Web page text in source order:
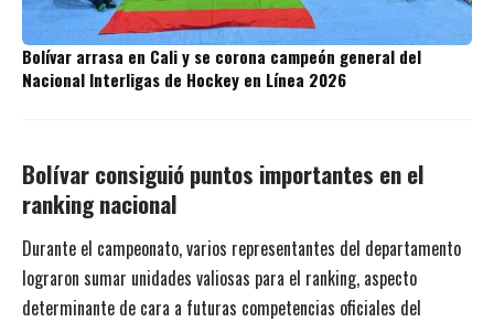
Bolívar arrasa en Cali y se corona campeón general del
Nacional Interligas de Hockey en Línea 2026
Bolívar consiguió puntos importantes en el
ranking nacional
Durante el campeonato, varios representantes del departamento
lograron sumar unidades valiosas para el ranking, aspecto
determinante de cara a futuras competencias oficiales del